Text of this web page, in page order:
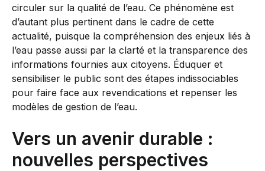
circuler sur la qualité de l’eau. Ce phénomène est
d’autant plus pertinent dans le cadre de cette
actualité, puisque la compréhension des enjeux liés à
l’eau passe aussi par la clarté et la transparence des
informations fournies aux citoyens. Éduquer et
sensibiliser le public sont des étapes indissociables
pour faire face aux revendications et repenser les
modèles de gestion de l’eau.
Vers un avenir durable :
nouvelles perspectives